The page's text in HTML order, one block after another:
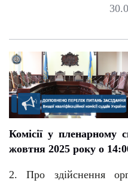
Комісії у пленарному
жовтня 2025 року о
2.Про здійснення